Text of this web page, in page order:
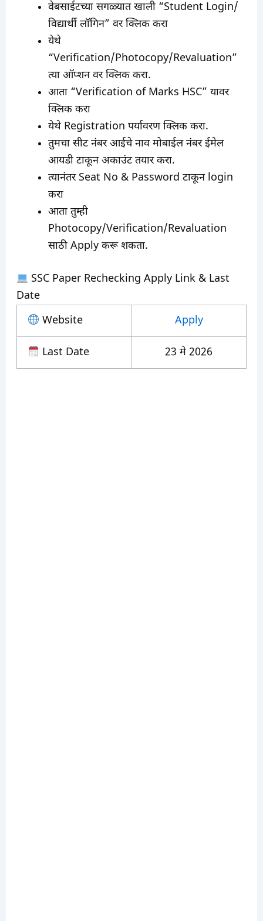
वेबसाईटच्या सगळ्यात खाली “Student Login/
विद्यार्थी लॉगिन” वर क्लिक करा
येथे
“Verification/Photocopy/Revaluation”
त्या ऑप्शन वर क्लिक करा.
आता “Verification of Marks HSC” यावर
क्लिक करा
येथे Registration पर्यावरण क्लिक करा.
तुमचा सीट नंबर आईचे नाव मोबाईल नंबर ईमेल
आयडी टाकून अकाउंट तयार करा.
त्यानंतर Seat No & Password टाकून login
करा
आता तुम्ही
Photocopy/Verification/Revaluation
साठी Apply करू शकता.
SSC Paper Rechecking Apply Link & Last
Date
Website
Apply
Last Date 23 मे 2026